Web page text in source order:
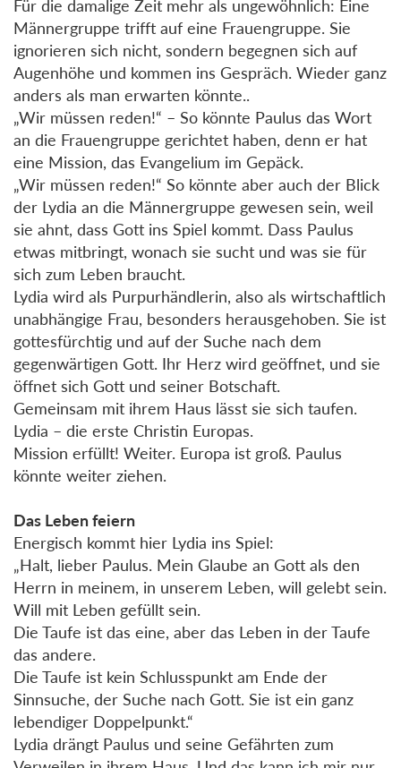
Für die damalige Zeit mehr als ungewöhnlich: Eine
Männergruppe trifft auf eine Frauengruppe. Sie
ignorieren sich nicht, sondern begegnen sich auf
Augenhöhe und kommen ins Gespräch. Wieder ganz
anders als man erwarten könnte..
„Wir müssen reden!“ – So könnte Paulus das Wort
an die Frauengruppe gerichtet haben, denn er hat
eine Mission, das Evangelium im Gepäck.
„Wir müssen reden!“ So könnte aber auch der Blick
der Lydia an die Männergruppe gewesen sein, weil
sie ahnt, dass Gott ins Spiel kommt. Dass Paulus
etwas mitbringt, wonach sie sucht und was sie für
sich zum Leben braucht.
Lydia wird als Purpurhändlerin, also als wirtschaftlich
unabhängige Frau, besonders herausgehoben. Sie ist
gottesfürchtig und auf der Suche nach dem
gegenwärtigen Gott. Ihr Herz wird geöffnet, und sie
öffnet sich Gott und seiner Botschaft.
Gemeinsam mit ihrem Haus lässt sie sich taufen.
Lydia – die erste Christin Europas.
Mission erfüllt! Weiter. Europa ist groß. Paulus
könnte weiter ziehen.
Das Leben feiern
Energisch kommt hier Lydia ins Spiel:
„Halt, lieber Paulus. Mein Glaube an Gott als den
Herrn in meinem, in unserem Leben, will gelebt sein.
Will mit Leben gefüllt sein.
Die Taufe ist das eine, aber das Leben in der Taufe
das andere.
Die Taufe ist kein Schlusspunkt am Ende der
Sinnsuche, der Suche nach Gott. Sie ist ein ganz
lebendiger Doppelpunkt.“
Lydia drängt Paulus und seine Gefährten zum